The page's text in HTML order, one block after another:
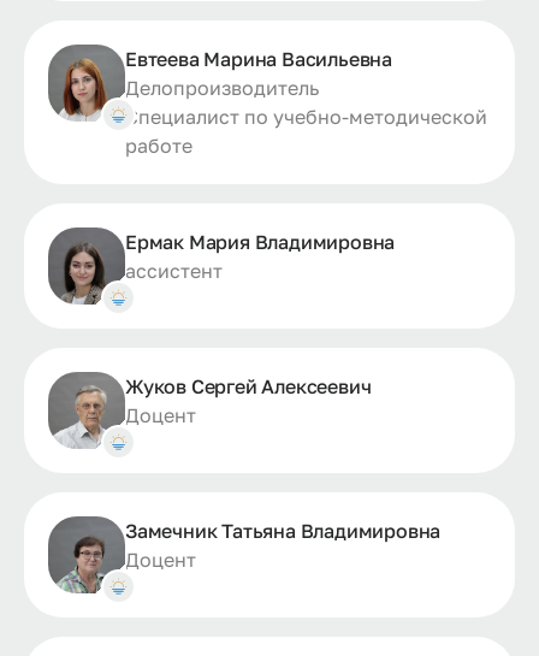
Евтеева Марина Васильевна
Делопроизводитель
Специалист по учебно-методической
работе
Ермак Мария Владимировна
ассистент
Жуков Сергей Алексеевич
Доцент
Замечник Татьяна Владимировна
Доцент